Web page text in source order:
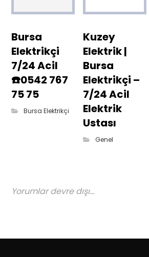
Bursa
Elektrikçi
7/24 Acil
☎️0542 767
75 75
Bursa Elektrikçi
Kuzey
Elektrik |
Bursa
Elektrikçi –
7/24 Acil
Elektrik
Ustası
Genel
Yorumlar devre dışı...